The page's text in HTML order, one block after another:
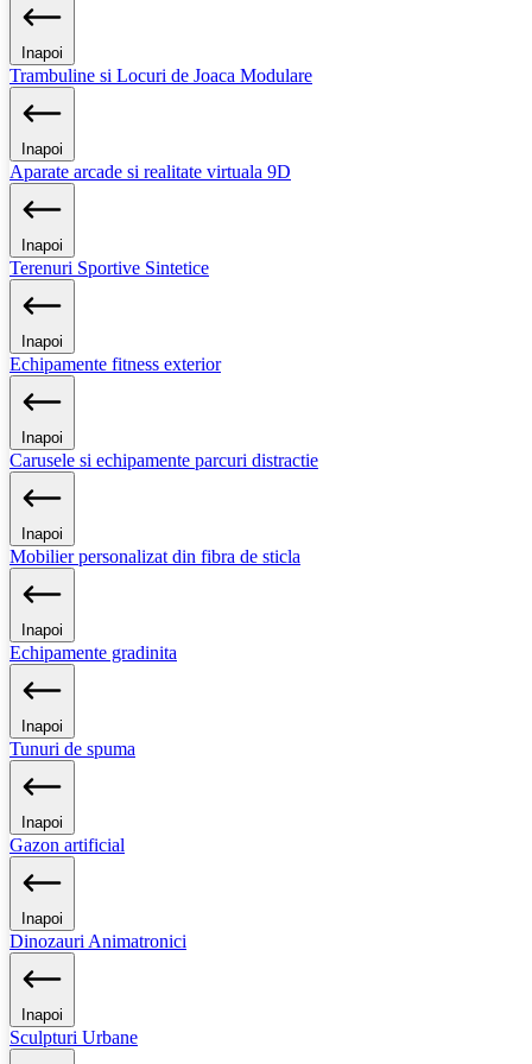
Inapoi
Trambuline si Locuri de Joaca Modulare
Inapoi
Aparate arcade si realitate virtuala 9D
Inapoi
Terenuri Sportive Sintetice
Inapoi
Echipamente fitness exterior
Inapoi
Carusele si echipamente parcuri distractie
Inapoi
Mobilier personalizat din fibra de sticla
Inapoi
Echipamente gradinita
Inapoi
Tunuri de spuma
Inapoi
Gazon artificial
Inapoi
Dinozauri Animatronici
Inapoi
Sculpturi Urbane